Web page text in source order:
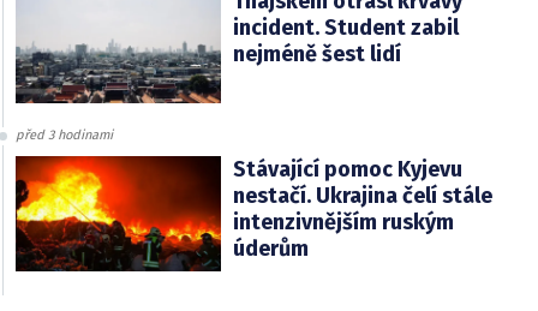
incident. Student zabil
nejméně šest lidí
před 3 hodinami
Stávající pomoc Kyjevu
nestačí. Ukrajina čelí stále
intenzivnějším ruským
úderům